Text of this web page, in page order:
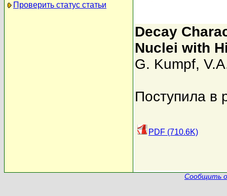
Проверить статус статьи
Decay
Nuclei with
G. Kumpf,
Поступила в
PDF (710.6K)
Сообщить о